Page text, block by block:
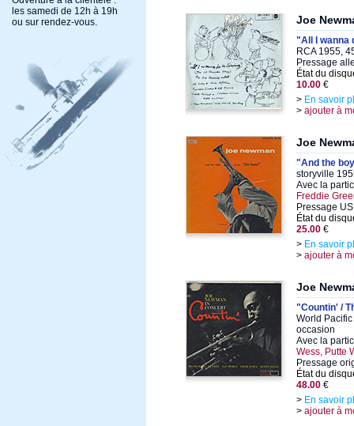
les samedi de 12h à 19h
ou sur rendez-vous.
Joe
"All I wanna
RCA 1955,
Pressage
État du
10.00 €
> En savoir
> ajouter à
Joe
"And the
storyville
Avec la
Freddie
Pressage
État du
25.00 €
> En savoir
> ajouter à
Joe
"Countin' /
World
occasion
Avec la
Wess, Putte
Pressage
État du
48.00 €
> En savoir
> ajouter à